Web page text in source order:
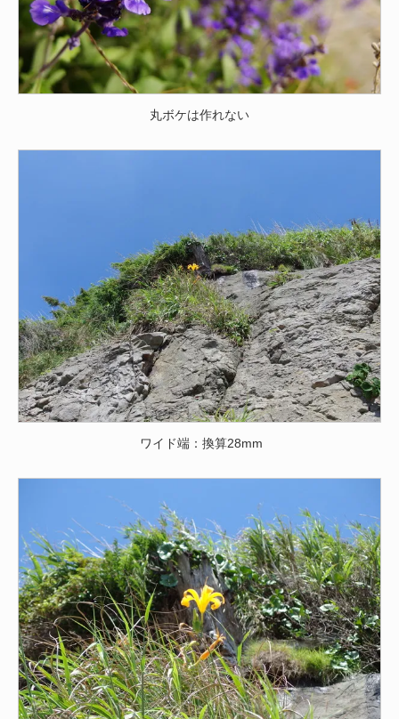
丸ボケは作れない
ワイド端：換算28mm